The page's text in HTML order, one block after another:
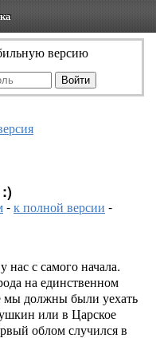
версию
-к полной версии -
нас с самого начала.
на единственном
мы должны были уехать
или в Царское
облом случился в